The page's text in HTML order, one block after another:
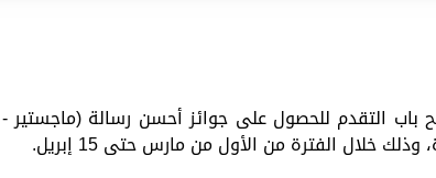
التقدم للحصول على جوائز أحسن رسالة (ماجستير -